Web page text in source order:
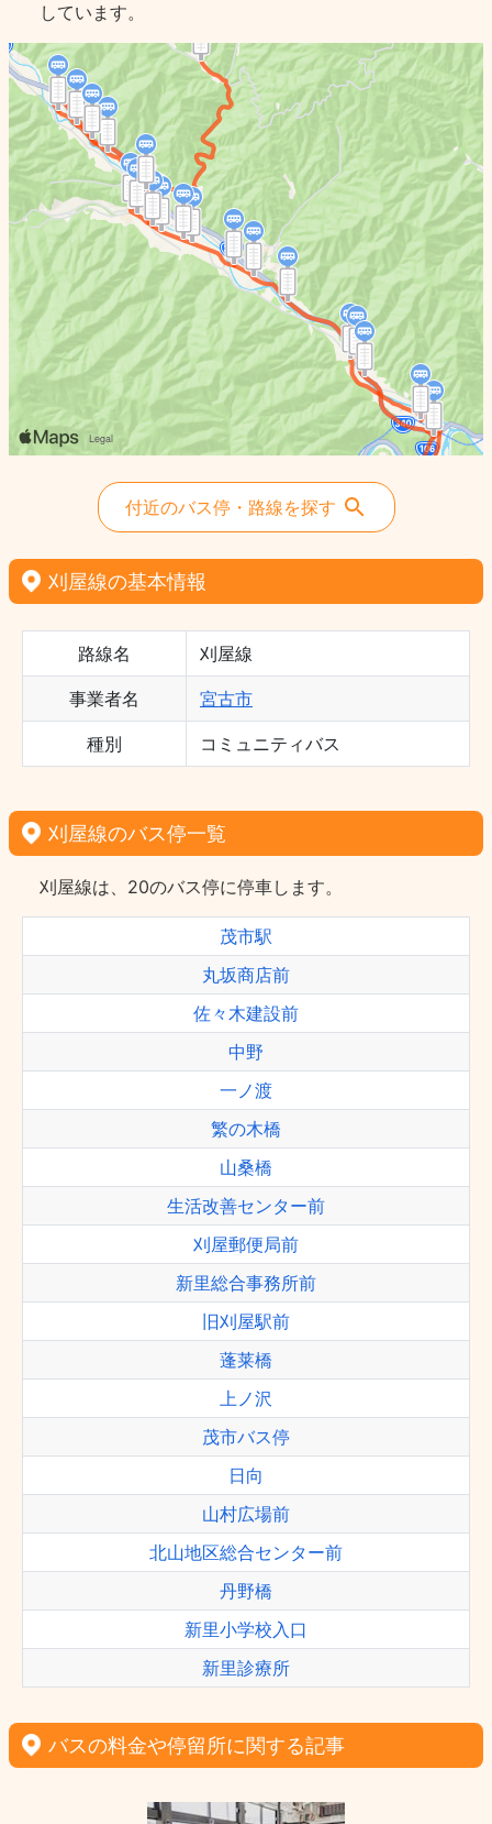
しています。
付近のバス停・路線を探す
刈屋線の基本情報
路線名 刈屋線
事業者名 宮古市
種別 コミュニティバス
刈屋線のバス停一覧
刈屋線は、20のバス停に停車します。
茂市駅
丸坂商店前
佐々木建設前
中野
一ノ渡
繁の木橋
山桑橋
生活改善センター前
刈屋郵便局前
新里総合事務所前
旧刈屋駅前
蓬莱橋
上ノ沢
茂市バス停
日向
山村広場前
北山地区総合センター前
丹野橋
新里小学校入口
新里診療所
バスの料金や停留所に関する記事